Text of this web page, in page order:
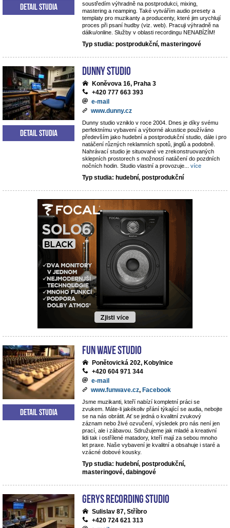
soustředím výhradně na postprodukci, mixing,
mastering a reamping. Také vytvářím audio presety a
templaty pro muzikanty a producenty, které jim urychlují
proces při psaní hudby (viz. web). Pracuji výhradně na
dálku/online. Služby v oblasti recordingu NENABÍZÍM!
Typ studia: postprodukční, masteringové
Detail studia
Dunny studio
Koněvova 16, Praha 3
+420 777 663 393
e-mail
www.dunny.cz
Dunny studio vzniklo v roce 2004. Dnes je díky svému
perfektnímu vybavení a výborné akustice používáno
především jako hudební a postprodukční studio, dále i pro
natáčení různých reklamních spotů, jinglů a podobně.
Nahrávací studio je situované ve zrekonstruovaných
sklepních prostorech s možností natáčení do pozdních
nočních hodin. Studio vlastní a provozuje
více
Typ studia: hudební, postprodukční
Detail studia
Fun Wave Studio
Ponětovická 202, Kobylnice
+420 604 971 344
e-mail
www.funwave.cz, Facebook
Jsme muzikanti, kteří nabízí kompletní práci se
zvukem. Máte-li jakékoliv přání týkající se audia, nebojte
se na nás obrátit. Ať se jedná o kvalitní zvukový
záznam nebo živé ozvučení, výsledek pro nás není jen
prací, ale i zábavou. Sdružujeme jak mladé a kreativní
lidi tak i ostřílené matadory, kteří mají za sebou mnoho
let praxe. Naše vybavení je kvalitní a obsahuje i staré a
vzácné dobové kousky.
Typ studia: hudební, postprodukční,
masteringové, dabingové
Detail studia
Gerys Recording Studio
Sulislav 87, Stříbro
+420 724 621 313